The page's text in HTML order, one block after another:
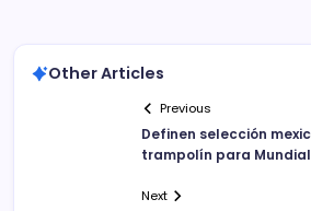
Other Articles
Previous
Definen selección
trampolín para
Next